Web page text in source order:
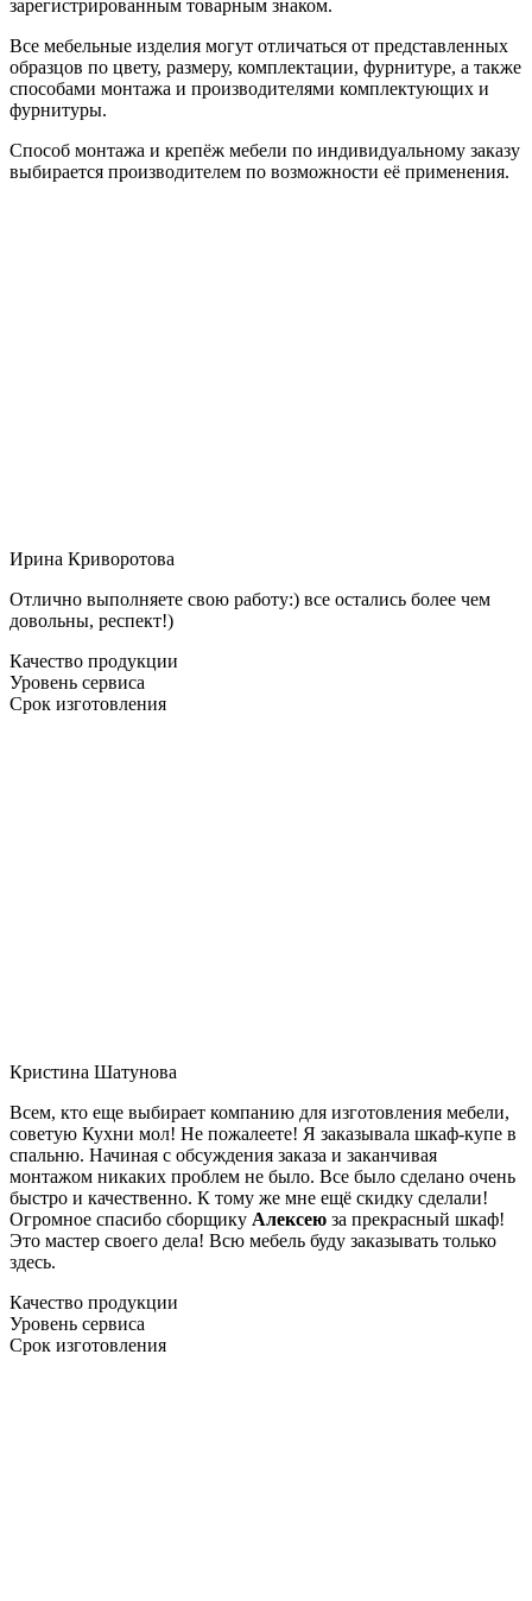
зарегистрированным товарным знаком.
Все мебельные изделия могут отличаться от представленных
образцов по цвету, размеру, комплектации, фурнитуре, а также
способами монтажа и производителями комплектующих и
фурнитуры.
Способ монтажа и крепёж мебели по индивидуальному заказу
выбирается производителем по возможности её применения.
Ирина Криворотова
Отлично выполняете свою работу:) все остались более чем
довольны, респект!)
Качество продукции
Уровень сервиса
Срок изготовления
Кристина Шатунова
Всем, кто еще выбирает компанию для изготовления мебели,
советую Кухни мол! Не пожалеете! Я заказывала шкаф-купе в
спальню. Начиная с обсуждения заказа и заканчивая
монтажом никаких проблем не было. Все было сделано очень
быстро и качественно. К тому же мне ещё скидку сделали!
Огромное спасибо сборщику Алексею за прекрасный шкаф!
Это мастер своего дела! Всю мебель буду заказывать только
здесь.
Качество продукции
Уровень сервиса
Срок изготовления